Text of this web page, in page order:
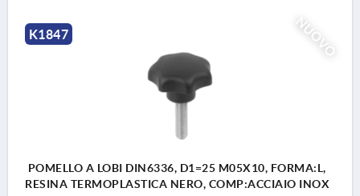
NUOVO
K1847
POMELLO A LOBI DIN6336, D1=25 M05X10, FORMA:L,
RESINA TERMOPLASTICA NERO, COMP:ACCIAIO INOX